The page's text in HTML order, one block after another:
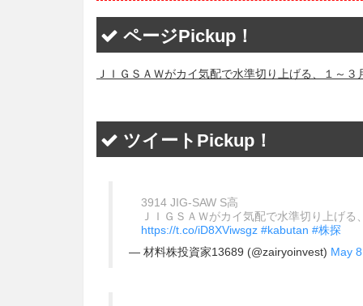
ページPickup！
ＪＩＧＳＡＷがカイ気配で水準切り上げる、１～
ツイートPickup！
3914 JIG-SAW S高
ＪＩＧＳＡＷがカイ気配で水準切り上げ
https://t.co/iD8XViwsgz #kabutan #株探
— 材料株投資家13689 (@zairyoinvest) May